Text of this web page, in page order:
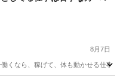
8月7日
働くなら、稼げて、体も動かせる仕